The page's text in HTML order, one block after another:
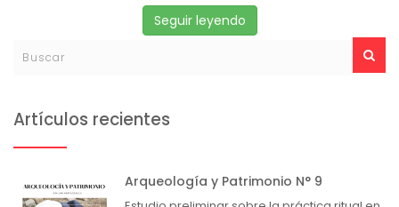
Seguir leyendo
Artículos recientes
Arqueología y Patrimonio N° 9